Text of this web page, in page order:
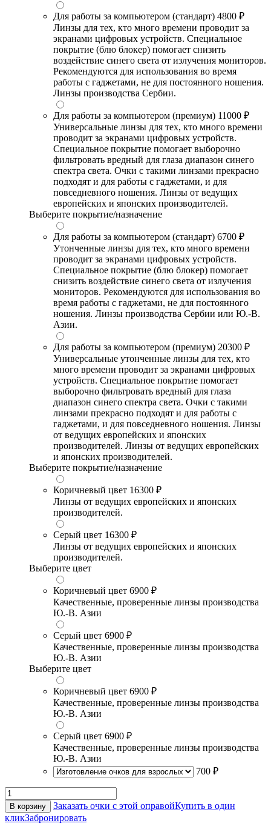
Для работы за компьютером (стандарт) 4800 ₽
Линзы для тех, кто много времени проводит за
экранами цифровых устройств. Специальное
покрытие (блю блокер) помогает снизить
воздействие синего света от излучения мониторов.
Рекомендуются для использования во время
работы с гаджетами, не для постоянного ношения.
Линзы производства Сербии.
Для работы за компьютером (премиум) 11000 ₽
Универсальные линзы для тех, кто много времени
проводит за экранами цифровых устройств.
Специальное покрытие помогает выборочно
фильтровать вредный для глаза диапазон синего
спектра света. Очки с такими линзами прекрасно
подходят и для работы с гаджетами, и для
повседневного ношения. Линзы от ведущих
европейских и японских производителей.
Выберите покрытие/назначение
Для работы за компьютером (стандарт) 6700 ₽
Утонченные линзы для тех, кто много времени
проводит за экранами цифровых устройств.
Специальное покрытие (блю блокер) помогает
снизить воздействие синего света от излучения
мониторов. Рекомендуются для использования во
время работы с гаджетами, не для постоянного
ношения. Линзы производства Сербии или Ю.-В.
Азии.
Для работы за компьютером (премиум) 20300 ₽
Универсальные утонченные линзы для тех, кто
много времени проводит за экранами цифровых
устройств. Специальное покрытие помогает
выборочно фильтровать вредный для глаза
диапазон синего спектра света. Очки с такими
линзами прекрасно подходят и для работы с
гаджетами, и для повседневного ношения. Линзы
от ведущих европейских и японских
производителей. Линзы от ведущих европейских
и японских производителей.
Выберите покрытие/назначение
Коричневый цвет 16300 ₽
Линзы от ведущих европейских и японских
производителей.
Серый цвет 16300 ₽
Линзы от ведущих европейских и японских
производителей.
Выберите цвет
Коричневый цвет 6900 ₽
Качественные, проверенные линзы производства
Ю.-В. Азии
Серый цвет 6900 ₽
Качественные, проверенные линзы производства
Ю.-В. Азии
Выберите цвет
Коричневый цвет 6900 ₽
Качественные, проверенные линзы производства
Ю.-В. Азии
Серый цвет 6900 ₽
Качественные, проверенные линзы производства
Ю.-В. Азии
700 ₽
В корзину Заказать очки с этой оправойКупить в один
кликЗабронировать